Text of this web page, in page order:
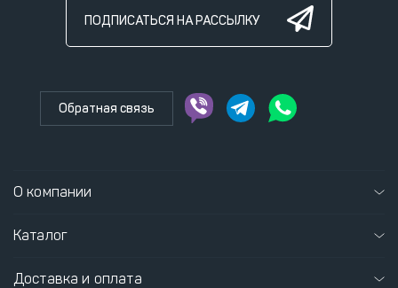
ПОДПИСАТЬСЯ НА РАССЫЛКУ
Обратная связь
О компании
Каталог
Доставка и оплата